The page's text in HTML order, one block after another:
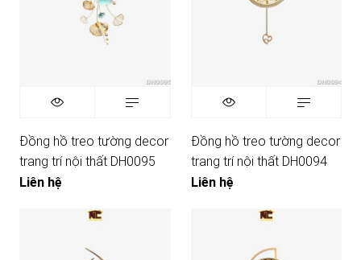
Đồng hồ treo tường decor
trang trí nội thất DH0095
Liên hệ
Đồng hồ treo tường decor
trang trí nội thất DH0094
Liên hệ